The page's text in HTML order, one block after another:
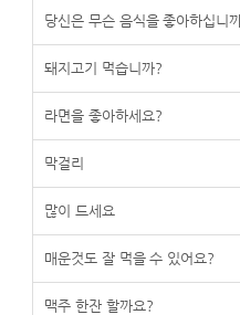
당신은 무슨 음식을 좋아하십니
돼지고기 먹습니까?
라면을 좋아하세요?
막걸리
많이 드세요
매운것도 잘 먹을 수 있어요?
맥주 한잔 할까요?